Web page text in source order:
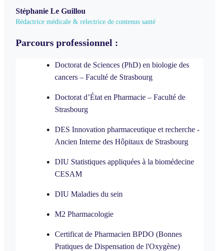
Stéphanie Le Guillou
Rédactrice médicale & relectrice de contenus santé
Parcours professionnel :
Doctorat de Sciences (PhD) en biologie des
cancers – Faculté de Strasbourg
Doctorat d’État en Pharmacie – Faculté de
Strasbourg
DES Innovation pharmaceutique et recherche -
Ancien Interne des Hôpitaux de Strasbourg
DIU Statistiques appliquées à la biomédecine
CESAM
DIU Maladies du sein
M2 Pharmacologie
Certificat de Pharmacien BPDO (Bonnes
Pratiques de Dispensation de l'Oxygène)